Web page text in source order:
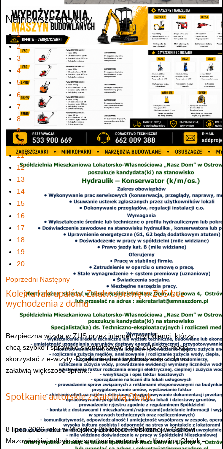
Najnowsze artykuły
1
2
3
4
5
6
7
8
9
10
11
12
13
14
15
16
17
18
19
20
Poprzedni Następny
Kolejna fala upałów. Załatw sprawę w ZUS bez
wychodzenia z domu
Bezpieczna wizyta w ZUS przez internet, czyli klienci, którzy
chcą szybko i sprawnie skontaktować się z ZUS-em mogą
skorzystać z e-wizyty. Dzięki niej bez wychodzenia z domu
załatwią większość spraw...
Spotkanie autorskie z Karoliną Olejak
8 lipca 2026 roku w Miejskiej Bibliotece Publicznej w Ostrowi
Mazowieckiej odbyło się spotkanie autorskie z Karoliną Olejak –